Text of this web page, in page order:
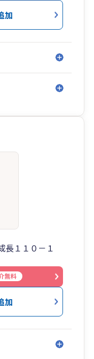
加
長１１０－１
無料
加